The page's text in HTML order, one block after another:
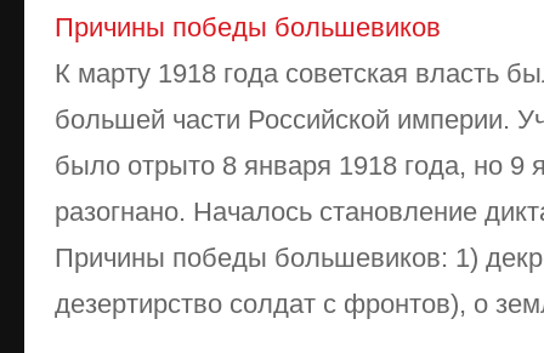
Причины победы большевиков
К марту 1918 года советская власть
большей части Российской империи.
было отрыто 8 января 1918 года, но 9
разогнано. Началось становление
Причины победы большевиков: 1)
дезертирство солдат с фронтов), о